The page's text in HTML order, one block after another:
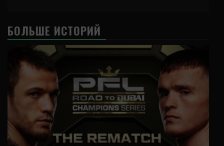
БОЛЬШЕ ИСТОРИЙ